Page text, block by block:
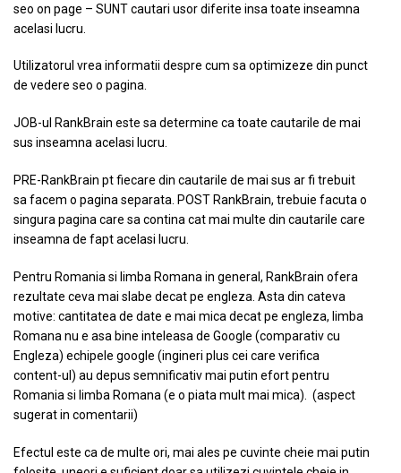
seo on page – SUNT cautari usor diferite insa toate inseamna
acelasi lucru.
Utilizatorul vrea informatii despre cum sa optimizeze din punct
de vedere seo o pagina.
JOB-ul RankBrain este sa determine ca toate cautarile de mai
sus inseamna acelasi lucru.
PRE-RankBrain pt fiecare din cautarile de mai sus ar fi trebuit
sa facem o pagina separata. POST RankBrain, trebuie facuta o
singura pagina care sa contina cat mai multe din cautarile care
inseamna de fapt acelasi lucru.
Pentru Romania si limba Romana in general, RankBrain ofera
rezultate ceva mai slabe decat pe engleza. Asta din cateva
motive: cantitatea de date e mai mica decat pe engleza, limba
Romana nu e asa bine inteleasa de Google (comparativ cu
Engleza) echipele google (ingineri plus cei care verifica
content-ul) au depus semnificativ mai putin efort pentru
Romania si limba Romana (e o piata mult mai mica). (aspect
sugerat in comentarii)
Efectul este ca de multe ori, mai ales pe cuvinte cheie mai putin